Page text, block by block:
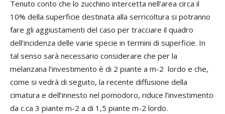
Tenuto conto che lo zucchino intercetta nell’area circa il
10% della superficie destinata alla serricoltura si potranno
fare gli aggiustamenti del caso per tracciare il quadro
dell’incidenza delle varie specie in termini di superficie. In
tal senso sarà necessario considerare che per la
melanzana l’investimento è di 2 piante a m-2 lordo e che,
come si vedrà di seguito, la recente diffusione della
cimatura e dell’innesto nel pomodoro, riduce l’investimento
da c.ca 3 piante m-2 a di 1,5 piante m-2 lordo.